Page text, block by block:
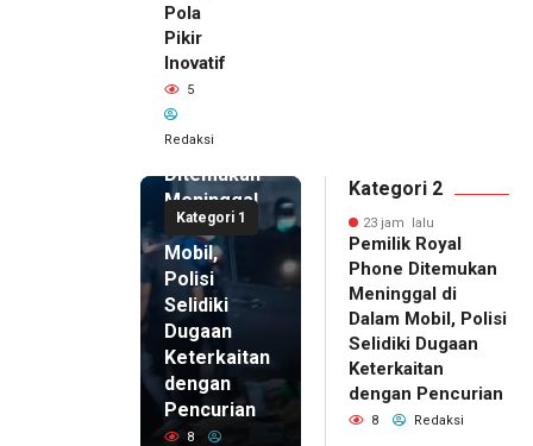
Pola
Pikir
Inovatif
5
Redaksi
Kategori 1
23 jam lalu
Pemilik
Royal
Phone
Ditemukan
Meninggal
di Dalam
Mobil,
Polisi
Selidiki
Dugaan
Keterkaitan
dengan
Pencurian
8
Kategori 2
23 jam lalu
Pemilik Royal
Phone Ditemukan
Meninggal di
Dalam Mobil, Polisi
Selidiki Dugaan
Keterkaitan
dengan Pencurian
8 Redaksi